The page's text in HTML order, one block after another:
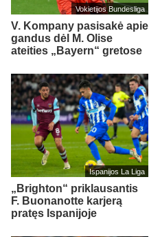
Vokietijos Bundesliga
V. Kompany pasisakė apie
gandus dėl M. Olise
ateities „Bayern“ gretose
Ispanijos La Liga
„Brighton“ priklausantis
F. Buonanotte karjerą
pratęs Ispanijoje